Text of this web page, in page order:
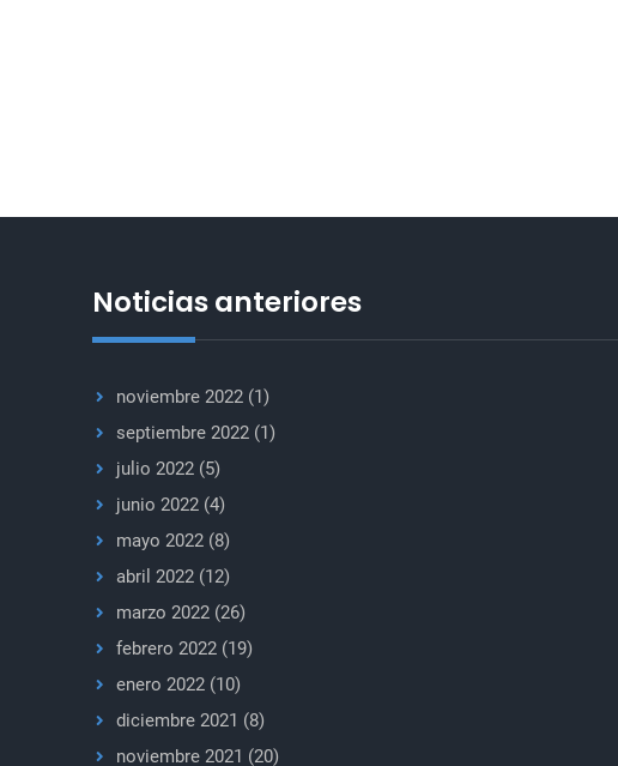
Noticias anteriores
noviembre 2022 (1)
septiembre 2022 (1)
julio 2022 (5)
junio 2022 (4)
mayo 2022 (8)
abril 2022 (12)
marzo 2022 (26)
febrero 2022 (19)
enero 2022 (10)
diciembre 2021 (8)
noviembre 2021 (20)